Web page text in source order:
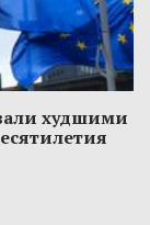
худшими